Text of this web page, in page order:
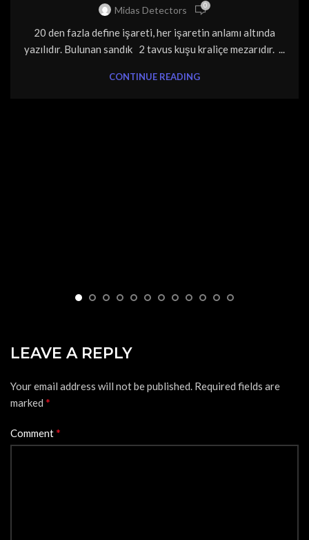
Midas Detectors 0
20 den fazla define işareti, her işaretin anlamı altında
yazılıdır. Bulunan sandık 2 tavus kuşu kraliçe mezarıdır. ...
CONTINUE READING
LEAVE A REPLY
Your email address will not be published. Required fields are
marked *
Comment*